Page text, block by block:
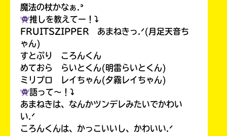
魔法の杖かなぁ.ᐣ
推しを教えてー！⤵︎
FRUITSZIPPER あまねきっ.ᐟ(月足天音ち
ゃん)
すとぷり ころんくん
めておら らいとくん(明雷らいとくん)
ミリプロ レイちゃん(夕霧レイちゃん)
語って〜！⤵︎
あまねきは、なんかツンデレみたいでかわい
い.ᐟ
ころんくんは、かっこいいし、かわいい.ᐟ